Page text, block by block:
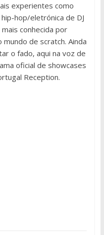
experientes como
hop/eletrónica de DJ
conhecida por
de scratch. Ainda
o fado, aqui na voz de
oficial de showcases
Reception.